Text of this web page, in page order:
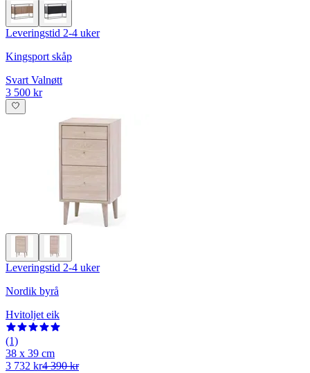
Leveringstid 2-4 uker
Kingsport skåp
Svart Valnøtt
3 500 kr
Leveringstid 2-4 uker
Nordik byrå
Hvitoljet eik
(1)
38 x 39 cm
3 732 kr4 390 kr